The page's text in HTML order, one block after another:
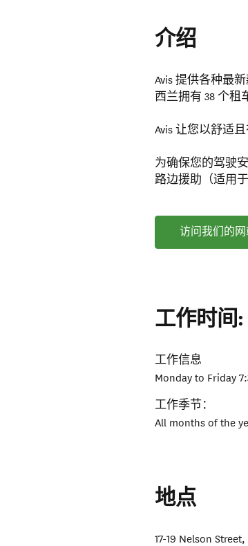
介绍
Avis 提供各种最
西兰拥有 38 个租
Avis 让您以舒适
为确保您的驾驶
路边援助（适用
访问我们的网
工作时间:
工作信息
Monday to Friday
工作季节：
All months of the
地点
17-19 Nelson Street,